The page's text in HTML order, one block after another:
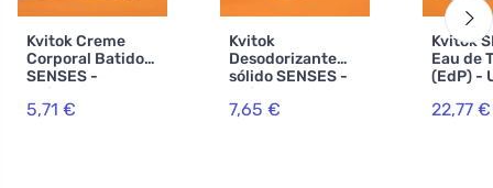
Kvitok Creme
Corporal Batido
SENSES -
Universo 60 ml
5,71 €
Kvitok
Desodorizante
sólido SENSES -
Universo 45 ml
7,65 €
Kvitok
Eau de
(EdP) -
22,77 €